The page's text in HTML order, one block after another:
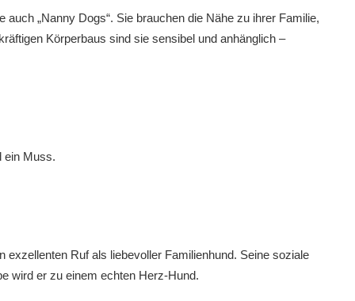
„Nanny Dogs“. Sie brauchen die Nähe zu ihrer Familie,
Körperbaus sind sie sensibel und anhänglich –
Muss.
Ruf als liebevoller Familienhund. Seine soziale
wird er zu einem echten Herz-Hund.